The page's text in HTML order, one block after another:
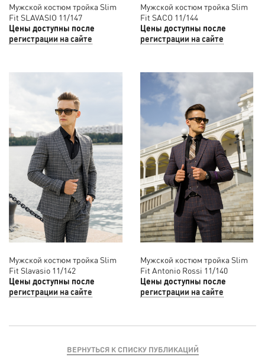
Мужской костюм тройка Slim
Fit SLAVASIO 11/147
Цены доступны после
регистрации на сайте
Мужской костюм тройка Slim
Fit SACO 11/144
Цены доступны после
регистрации на сайте
Мужской костюм тройка Slim
Fit Slavasio 11/142
Цены доступны после
регистрации на сайте
Мужской костюм тройка Slim
Fit Antonio Rossi 11/140
Цены доступны после
регистрации на сайте
ВЕРНУТЬСЯ К СПИСКУ ПУБЛИКАЦИЙ